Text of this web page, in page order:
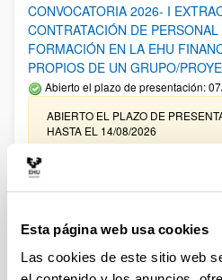
Esta página web usa cookies
Las cookies de este sitio web
CONVOCATORIA 2026- I
CONTRATACIÓN DE
FORMACIÓN EN LA EHU
PROPIOS DE UN GRUPO/
Abierto el plazo de presentación:
ABIERTO EL PLAZO DE
HASTA EL 14/08/2026
Ayudas para financiación de la
infraestructura científica y fondos
Trámite abierto
25/03/2026: Corrección de errores
solicitudes admitidas y excluidas.